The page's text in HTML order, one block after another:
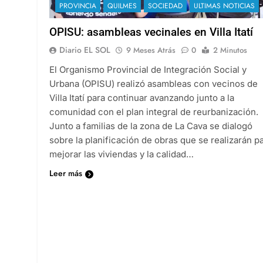
PROVINCIA QUILMES SOCIEDAD ULTIMAS NOTICIAS
OPISU: asambleas vecinales en Villa Itatí
Diario EL SOL 9 Meses Atrás 0
2 Minutos
El Organismo Provincial de Integración Social y
Urbana (OPISU) realizó asambleas con vecinos de
Villa Itatí para continuar avanzando junto a la
comunidad con el plan integral de reurbanización.
Junto a familias de la zona de La Cava se dialogó
sobre la planificación de obras que se realizarán
mejorar las viviendas y la calidad…
Leer más